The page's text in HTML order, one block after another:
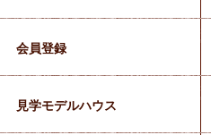
会員登録
見学モデルハウス